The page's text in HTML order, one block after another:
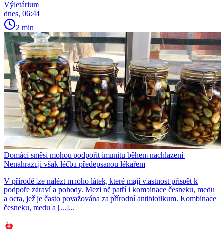
Výletárium
dnes, 06:44
2 min
Domácí směsi mohou podpořit imunitu během nachlazení.
Nenahrazují však léčbu předepsanou lékařem
V přírodě lze nalézt mnoho látek, které mají vlastnost přispět k
podpoře zdraví a pohody. Mezi ně patří i kombinace česneku, medu
a octa, jež je často považována za přírodní antibiotikum. Kombinace
česneku, medu a [...]...